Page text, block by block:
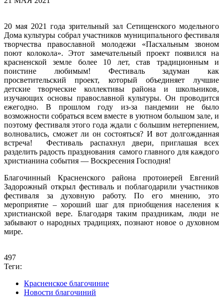
20 мая 2021 года зрительный зал Сетищенского модельного
Дома культуры собрал участников муниципального фестиваля
творчества православной молодежи «Пасхальным звоном
поют колокола». Этот замечательный проект появился на
красненской земле более 10 лет, став традиционным и
поистине любимым! Фестиваль задуман как
просветительский проект, который объединяет лучшие
детские творческие коллективы района и школьников,
изучающих основы православной культуры. Он проводится
ежегодно. В прошлом году из-за пандемии не было
возможности собраться всем вместе в уютном большом зале, и
поэтому фестиваля этого года ждали с большим нетерпением,
волновались, сможет ли он состояться? И вот долгожданная
встреча! Фестиваль распахнул двери, приглашая всех
разделить радость празднования самого главного для каждого
христианина события — Воскресения Господня!
Благочинный Красненского района протоиерей Евгений
Задорожный открыл фестиваль и поблагодарили участников
фестиваля за духовную работу. По его мнению, это
мероприятие – хороший шаг для приобщения населения к
христианской вере. Благодаря таким праздникам, люди не
забывают о народных традициях, познают новое о духовном
мире.
497
Теги:
Красненское благочиние
Новости благочиний